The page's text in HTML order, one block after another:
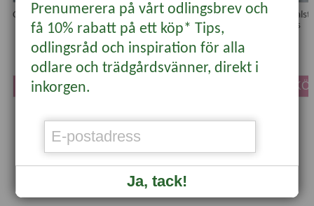
Clonex Mist, 300 ml
199 kr
KÖP
Montdorensis-
rovkvalster mot trips,
spinn & mjöllöss
159 kr
Amblysieus
Prenumerera på vårt odlingsbrev och
få 10% rabatt på ett köp* Tips,
odlingsråd och inspiration för alla
odlare och trädgårdsvänner, direkt i
inkorgen.
Ja, tack!